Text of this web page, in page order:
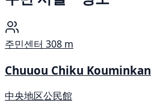
주민센터 308 m
Chuuou Chiku Kouminkan
中央地区公民館